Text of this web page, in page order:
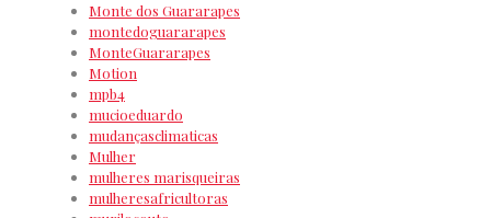
Monte dos Guararapes
montedoguararapes
MonteGuararapes
Motion
mpb4
mucioeduardo
mudançasclimaticas
Mulher
mulheres marisqueiras
mulheresafricultoras